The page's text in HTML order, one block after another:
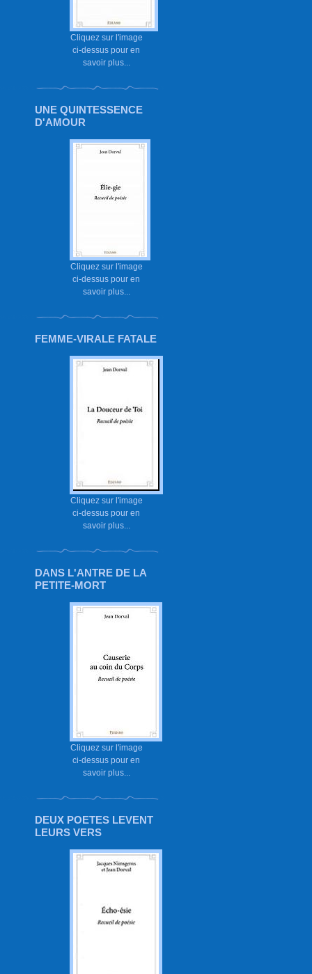
Cliquez sur l'image
ci-dessus pour en
savoir plus...
UNE QUINTESSENCE
D'AMOUR
Cliquez sur l'image
ci-dessus pour en
savoir plus...
FEMME-VIRALE FATALE
Cliquez sur l'image
ci-dessus pour en
savoir plus...
DANS L'ANTRE DE LA
PETITE-MORT
Cliquez sur l'image
ci-dessus pour en
savoir plus...
DEUX POETES LEVENT
LEURS VERS